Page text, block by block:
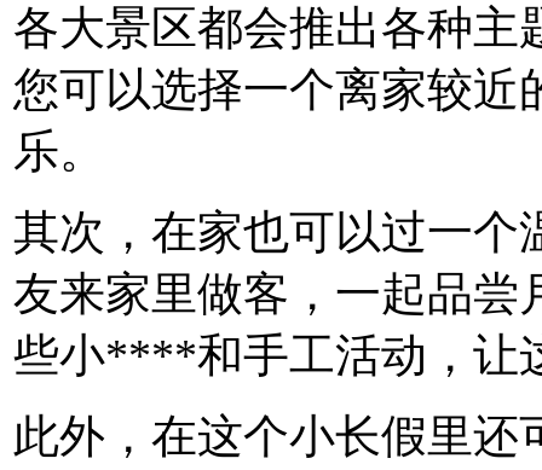
各大景区都会推出各种
您可以选择一个离家较近
乐。
其次，在家也可以过一个
友来家里做客，一起品尝
些小****和手工活动，让
此外，在这个小长假里